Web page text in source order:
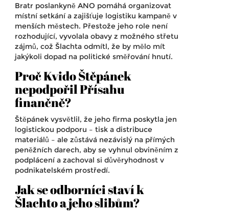
Bratr poslankyně ANO pomáhá organizovat
místní setkání a zajišťuje logistiku kampaně v
menších městech. Přestože jeho role není
rozhodující, vyvolala obavy z možného střetu
zájmů, což Šlachta odmítl, že by mělo mít
jakýkoli dopad na politické směřování hnutí.
Proč Kvido Štěpánek
nepodpořil Přísahu
finančně?
Štěpánek vysvětlil, že jeho firma poskytla jen
logistickou podporu – tisk a distribuce
materiálů – ale zůstává nezávislý na přímých
peněžních darech, aby se vyhnul obviněním z
podplácení a zachoval si důvěryhodnost v
podnikatelském prostředí.
Jak se odborníci staví k
Šlachto a jeho slibům?